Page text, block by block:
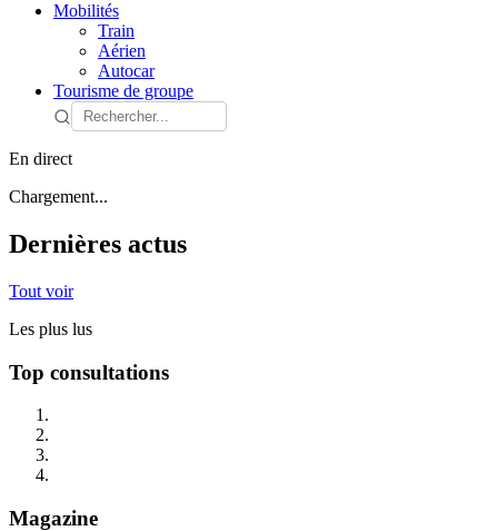
Mobilités
Train
Aérien
Autocar
Tourisme de groupe
En direct
Chargement...
Dernières actus
Tout voir
Les plus lus
Top consultations
Magazine